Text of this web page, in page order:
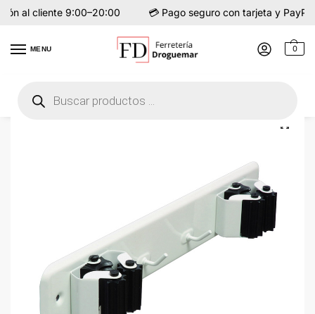
al cliente 9:00–20:00 💳 Pago seguro con tarjeta y PayPal
MENU 0